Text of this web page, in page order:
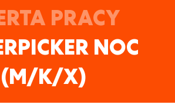
PRACY
NOC
(M/K/X)